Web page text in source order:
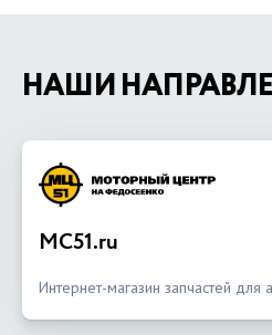
НАШИ
MC51.ru
Интернет-магазин запчастей для